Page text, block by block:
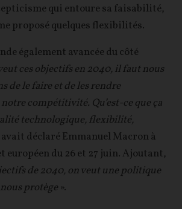
qui entoure sa faisabilité,
proposé quelques flexibilités.
également avancée du côté
ces objectifs en 2040, il faut nous
de le faire et de les rendre
compétitivité. Qu’est-ce que ça
technologique, flexibilité,
avait déclaré Emmanuel Macron à
européen du 26 et 27 juin. Ajoutant,
de 2040, on veut une politique
protège ».